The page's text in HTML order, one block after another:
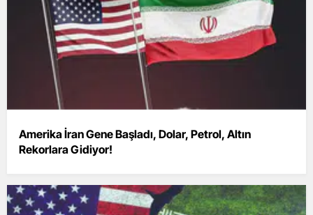
Amerika İran Gene Başladı, Dolar, Petrol, Altın
Rekorlara Gidiyor!